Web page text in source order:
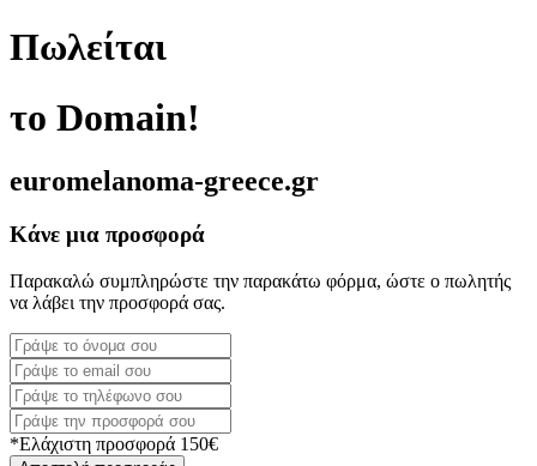
Πωλείται
το Domain!
euromelanoma-greece.gr
Κάνε μια προσφορά
Παρακαλώ συμπληρώστε την παρακάτω φόρμα, ώστε ο πωλητής
να λάβει την προσφορά σας.
*Ελάχιστη προσφορά 150€